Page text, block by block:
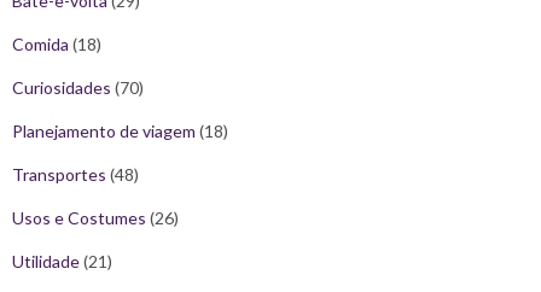
Comida (18)
Curiosidades (70)
Planejamento de viagem (18)
Transportes (48)
Usos e Costumes (26)
Utilidade(21)